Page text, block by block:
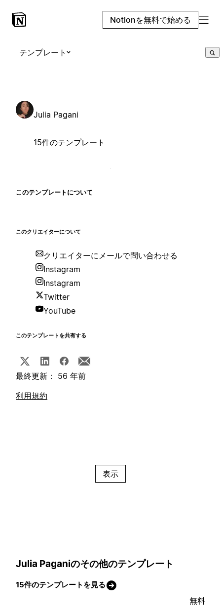
Notionを無料で始める
テンプレート
Julia Pagani
15件のテンプレート
このテンプレートについて
このクリエイターについて
クリエイターにメールで問い合わせる
Instagram
Instagram
Twitter
YouTube
このテンプレートを共有する
最終更新： 56 年前
利用規約
表示
Julia Paganiのその他のテンプレート
15件のテンプレートを見る
無料